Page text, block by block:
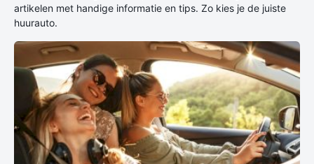
artikelen met handige informatie en tips. Zo kies je de juiste
huurauto.